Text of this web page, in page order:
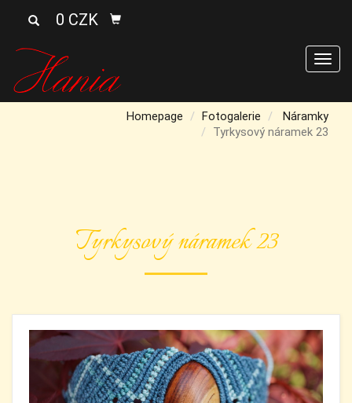
0 CZK
Homepage Fotogalerie
Náramky
Tyrkysový náramek 23
Tyrkysový náramek 23